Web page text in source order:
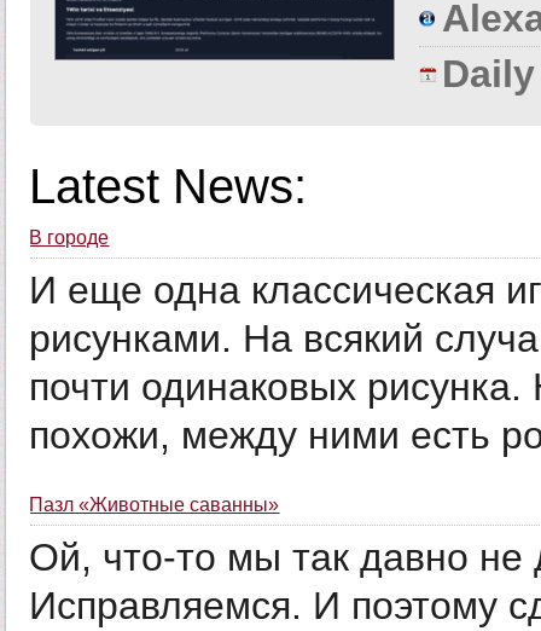
Latest News:
В городе
И еще одна классическая
рисунками. На всякий
почти одинаковых
похожи, между ними есть
Пазл «Животные саванны»
Ой, что-то мы так давно
Исправляемся. И поэтому